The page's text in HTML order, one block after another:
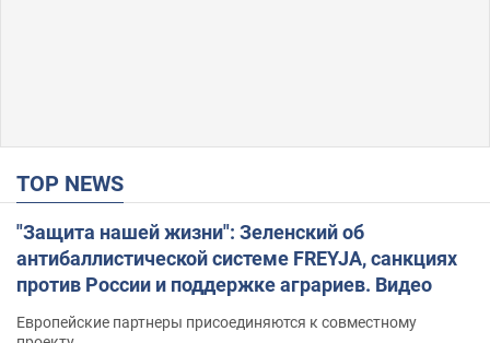
TOP NEWS
"Защита нашей жизни": Зеленский об
антибаллистической системе FREYJA, санкциях
против России и поддержке аграриев. Видео
Европейские партнеры присоединяются к совместному